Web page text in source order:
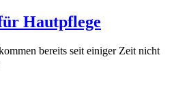
Hautpflege
bereits seit einiger Zeit nicht